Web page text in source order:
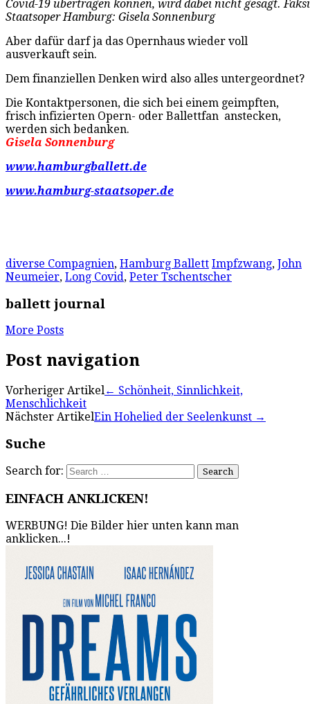
Covid-19 übertragen können, wird dabei nicht gesagt.
Staatsoper Hamburg: Gisela Sonnenburg
Aber dafür darf ja das Opernhaus wieder voll
ausverkauft sein.
Dem finanziellen Denken wird also alles untergeordnet?
Die Kontaktpersonen, die sich bei einem geimpften,
frisch infizierten Opern- oder Ballettfan anstecken,
werden sich bedanken.
Gisela Sonnenburg
www.hamburgballett.de
www.hamburg-staatsoper.de
diverse Compagnien, Hamburg Ballett Impfzwang, John
Neumeier, Long Covid, Peter Tschentscher
ballett journal
More Posts
Post navigation
Vorheriger Artikel← Schönheit, Sinnlichkeit,
Menschlichkeit
Nächster ArtikelEin Hohelied der Seelenkunst →
Suche
Search for:
EINFACH ANKLICKEN!
WERBUNG! Die Bilder hier unten kann man
anklicken...!